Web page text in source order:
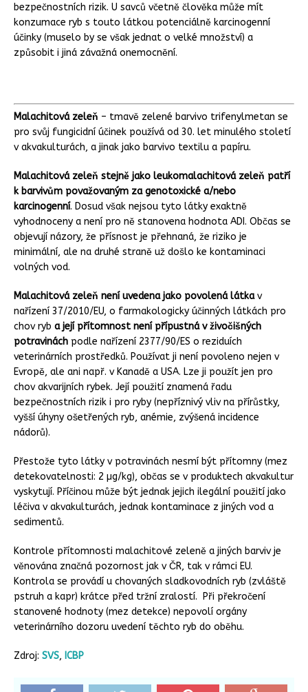
bezpečnostních rizik. U savců včetně člověka může mít
konzumace ryb s touto látkou potenciálně karcinogenní
účinky (muselo by se však jednat o velké množství) a
způsobit i jiná závažná onemocnění.
Malachitová zeleň – tmavě zelené barvivo trifenylmetan se
pro svůj fungicidní účinek používá od 30. let minulého století
v akvakulturách, a jinak jako barvivo textilu a papíru.
Malachitová zeleň stejně jako leukomalachitová zeleň patří
k barvivům považovaným za genotoxické a/nebo
karcinogenní. Dosud však nejsou tyto látky exaktně
vyhodnoceny a není pro ně stanovena hodnota ADI. Občas se
objevují názory, že přísnost je přehnaná, že riziko je
minimální, ale na druhé straně už došlo ke kontaminaci
volných vod.
Malachitová zeleň není uvedena jako povolená látkav
nařízení 37/2010/EU, o farmakologicky účinných látkách pro
chov ryb a její přítomnost není přípustná v živočišných
potravinách podle nařízení 2377/90/ES o reziduích
veterinárních prostředků. Používat ji není povoleno nejen v
Evropě, ale ani např. v Kanadě a USA. Lze ji použít jen pro
chov akvarijních rybek. Její použití znamená řadu
bezpečnostních rizik i pro ryby (nepříznivý vliv na přírůstky,
vyšší úhyny ošetřených ryb, anémie, zvýšená incidence
nádorů).
Přestože tyto látky v potravinách nesmí být přítomny (mez
detekovatelnosti: 2 µg/kg), občas se v produktech akvakultur
vyskytují. Příčinou může být jednak jejich ilegální použití jako
léčiva v akvakulturách, jednak kontaminace z jiných vod a
sedimentů.
Kontrole přítomnosti malachitové zeleně a jiných barviv je
věnována značná pozornost jak v ČR, tak v rámci EU.
Kontrola se provádí u chovaných sladkovodních ryb (zvláště
pstruh a kapr) krátce před tržní zralostí. Při překročení
stanovené hodnoty (mez detekce) nepovolí orgány
veterinárního dozoru uvedení těchto ryb do oběhu.
Zdroj: SVS, ICBP